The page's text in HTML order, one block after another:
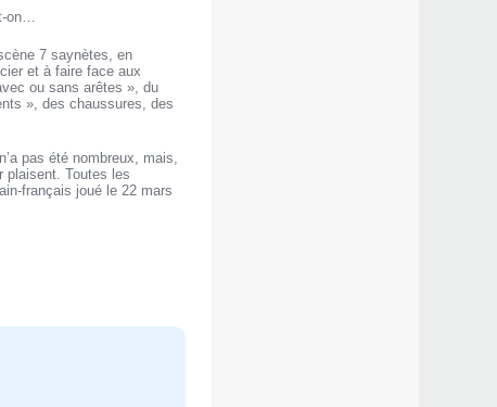
on…
7 saynètes, en
et à faire face aux
ou sans arêtes », du
», des chaussures, des
pas été nombreux, mais,
plaisent. Toutes les
français joué le 22 mars